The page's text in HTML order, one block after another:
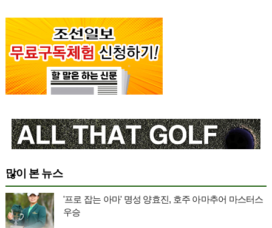
많이 본 뉴스
'프로 잡는 아마' 명성 양효진, 호주 아마추어 마스터스
우승